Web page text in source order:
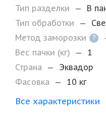
Тип разделки —
В
Тип обработки
—
Метод заморозки
?
Вес пачки (кг)
—
1
Страна
—
Эквадор
Фасовка
— 10 кг
Все характеристики